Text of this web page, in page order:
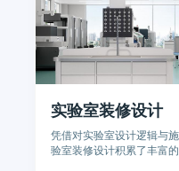
实验室装修设计
凭借对实验室设计逻辑与
验室装修设计积累了丰富的